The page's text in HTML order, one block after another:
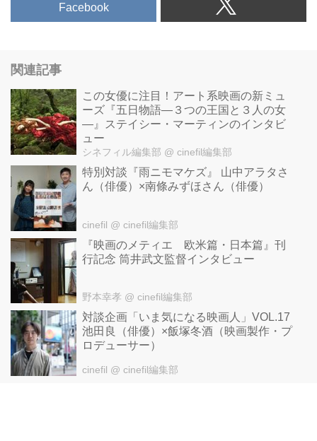
Facebook
関連記事
この女優に注目！アート系映画の新ミュ
ーズ『五日物語—３つの王国と３人の女
—』ステイシー・マーティンのインタビ
ュー
シネフィル編集部 @ cinefil編集部
特別対談『雨ニモマケズ』 山中アラタさ
ん（俳優）×南條みずほさん（俳優）
cinefil @ cinefil編集部
『映画のメティエ 欧米篇・日本篇』刊
行記念 筒井武文監督インタビュー
野本幸孝 @ cinefil編集部
対談企画「いま気になる映画人」VOL.17
池田良（俳優）×飯塚冬酒（映画製作・プ
ロデューサー）
cinefil @ cinefil編集部